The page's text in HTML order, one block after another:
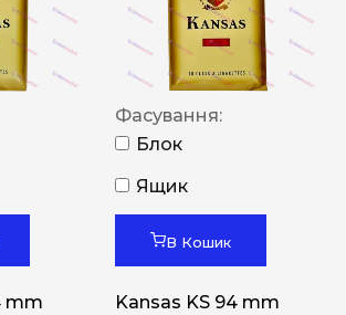
mm
Фасування:
Блок
Ящик
В Кошик
Kansas KS 94 mm